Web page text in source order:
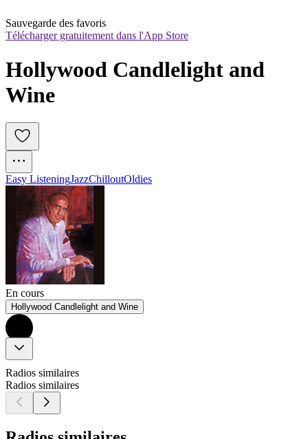
Sauvegarde des favoris
Télécharger gratuitement dans l'App Store
Hollywood Candlelight and
Wine
Easy ListeningJazzChilloutOldies
En cours
Hollywood Candlelight and Wine
Radios similaires
Radios similaires